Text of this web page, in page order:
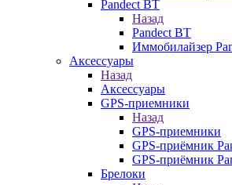
Pandect BT
Назад
Pandect BT
Иммобилайзер
Аксессуары
Назад
Аксессуары
GPS-приемники
Назад
GPS-приемники
GPS-приёмник
GPS-приёмник
Брелоки